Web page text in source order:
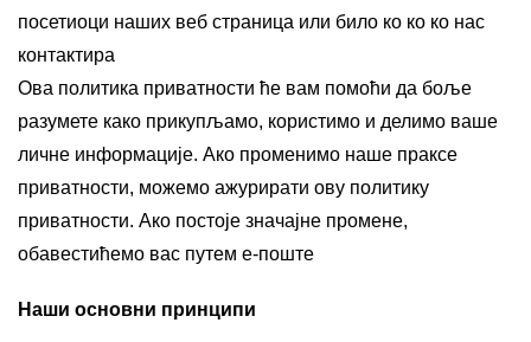
посетиоци наших веб страница или било ко ко ко нас
контактира
Ова политика приватности ће вам помоћи да боље
разумете како прикупљамо, користимо и делимо ваше
личне информације. Ако променимо наше праксе
приватности, можемо ажурирати ову политику
приватности. Ако постоје значајне промене,
обавестићемо вас путем е-поште
Наши основни принципи